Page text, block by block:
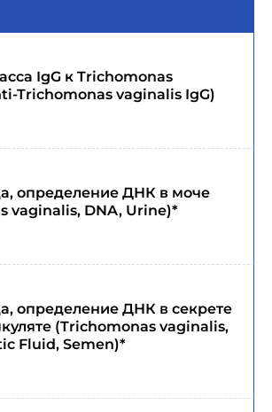
IgG к Trichomonas
Trichomonas vaginalis IgG)
определение ДНК в моче
vaginalis, DNA, Urine)*
определение ДНК в секрете
(Trichomonas vaginalis,
Fluid, Semen)*